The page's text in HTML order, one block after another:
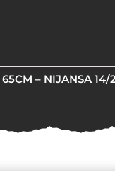
– NIJANSA 14/